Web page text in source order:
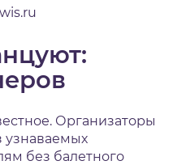
Организаторы
без балетного